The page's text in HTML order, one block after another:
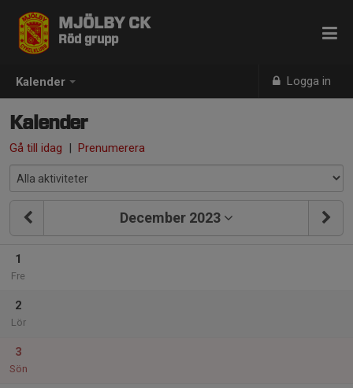
Kalender Logga in
MJÖLBY CK
Röd grupp
Kalender
Gå till idag | Prenumerera
December 2023
1
Fre
2
Lör
3
Sön